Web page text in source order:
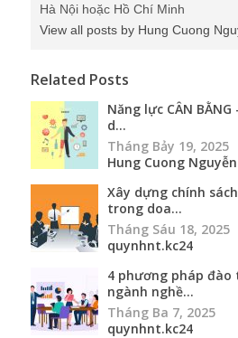
Hà Nội hoặc Hồ Chí Minh
View all posts by Hung Cuong
Related Posts
Năng lực CÂN
d...
Tháng Bảy 19, 2025
Hung Cuong Nguyễn
Xây dựng chính
trong doa...
Tháng Sáu 18, 2025
quynhnt.kc24
4 phương pháp đào
ngành nghề...
Tháng Ba 7, 2025
quynhnt.kc24